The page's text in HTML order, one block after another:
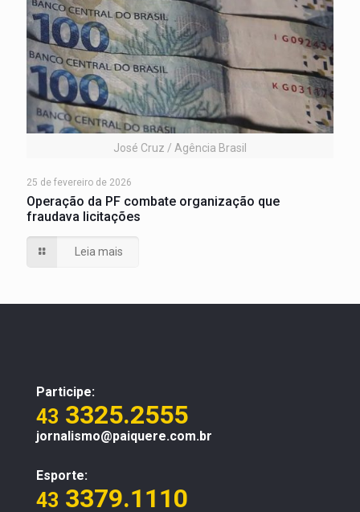
José Cruz / Agência Brasil
25 de fevereiro de 2026
Operação da PF combate organização que
fraudava licitações
Leia mais
Participe:
43 3325.2555
jornalismo@paiquere.com.br
Esporte:
43 3379.1110